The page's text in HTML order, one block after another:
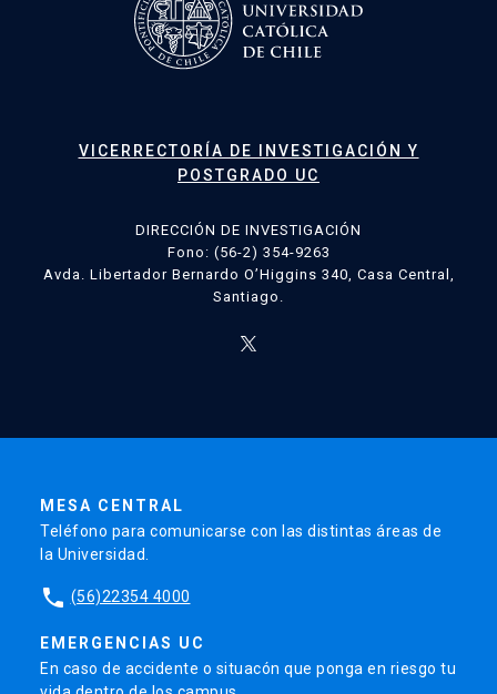
VICERRECTORÍA DE INVESTIGACIÓN Y
POSTGRADO UC
DIRECCIÓN DE INVESTIGACIÓN
Fono: (56-2) 354-9263
Avda. Libertador Bernardo O’Higgins 340, Casa Central,
Santiago.
MESA CENTRAL
Teléfono para comunicarse con las distintas áreas de
la Universidad.
phone (56)22354 4000
EMERGENCIAS UC
En caso de accidente o situacón que ponga en riesgo tu